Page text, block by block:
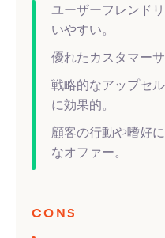
ユーザーフレンド
いやすい。
優れたカスタマーサ
戦略的なアップセ
に効果的。
顧客の行動や嗜好
なオファー。
CONS